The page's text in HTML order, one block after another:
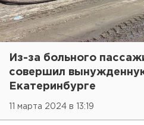
Из-за больного
совершил
Екатеринбурге
11 марта 2024 в 13:19